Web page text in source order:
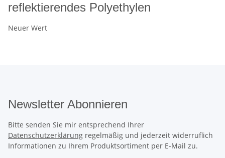
reflektierendes Polyethylen
Neuer Wert
Newsletter Abonnieren
Bitte senden Sie mir entsprechend Ihrer
Datenschutzerklärung regelmäßig und jederzeit widerruflich
Informationen zu Ihrem Produktsortiment per E-Mail zu.